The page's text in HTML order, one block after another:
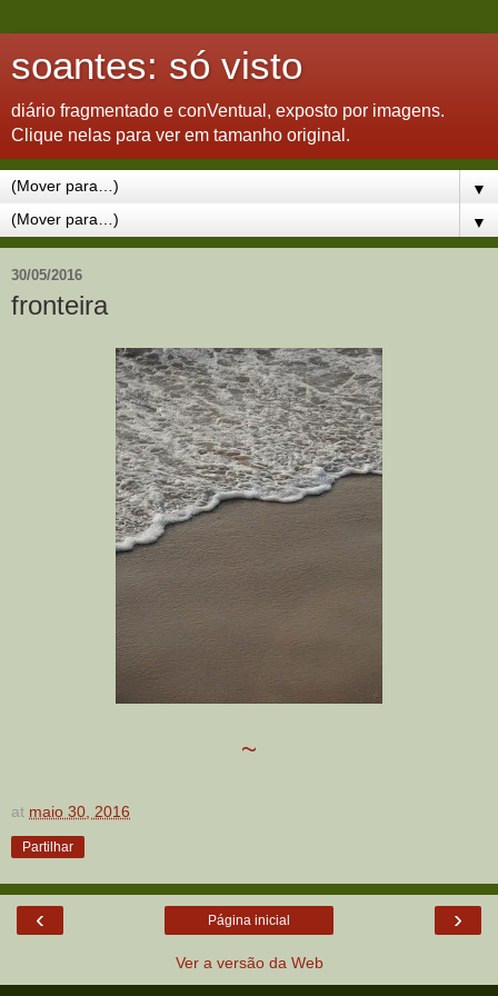
soantes: só visto
diário fragmentado e conVentual, exposto por imagens.
Clique nelas para ver em tamanho original.
▼
▼
30/05/2016
fronteira
~
at maio 30, 2016
Partilhar
‹ ›
Página inicial
Ver a versão da Web